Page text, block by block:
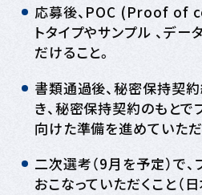
応募後、POC (Proof of
トタイプやサンプル 、デ
だけること。
書類通過後、秘密保持契
き、秘密保持契約のもとで
向けた準備を進めていただ
二次選考（9月を予定）で
おこなっていただくこと（